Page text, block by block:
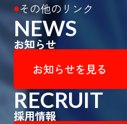
●その他のリンク
NEWS
お知らせ
お知らせを見る
RECRUIT
採用情報